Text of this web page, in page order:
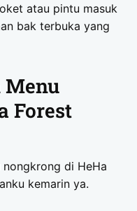
atau pintu masuk
bak terbuka yang
Menu
Forest
di HeHa
kemarin ya.